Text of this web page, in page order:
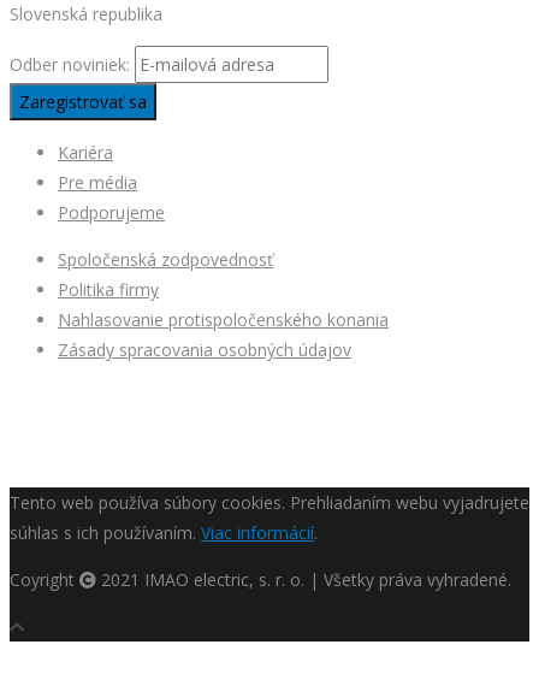
Slovenská republika
Odber noviniek:
Kariéra
Pre média
Podporujeme
Spoločenská zodpovednosť
Politika firmy
Nahlasovanie protispoločenského konania
Zásady spracovania osobných údajov
Tento web používa súbory cookies. Prehliadaním webu vyjadrujete
súhlas s ich používaním. Viac informácií.
Coyright 2021 IMAO electric, s. r. o. | Všetky práva vyhradené.